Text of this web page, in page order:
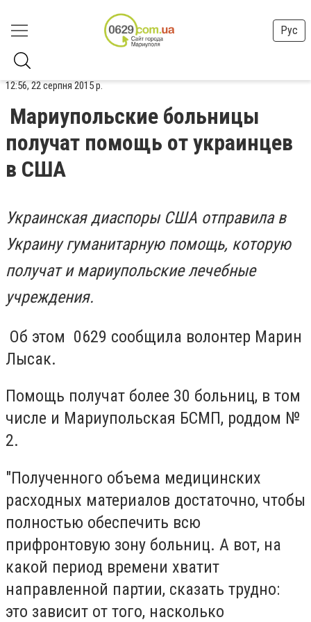
Рус
12:56, 22 серпня 2015 р.
Мариупольские больницы
получат помощь от украинцев
в США
Украинская диаспоры США отправила в
Украину гуманитарную помощь, которую
получат и мариупольские лечебные
учреждения.
Об этом 0629 сообщила волонтер Марин
Лысак.
Помощь получат более 30 больниц, в том
числе и Мариупольская БСМП, роддом №
2.
"Полученного объема медицинских
расходных материалов достаточно, чтобы
полностью обеспечить всю
прифронтовую зону больниц. А вот, на
какой период времени хватит
направленной партии, сказать трудно:
это зависит от того, насколько